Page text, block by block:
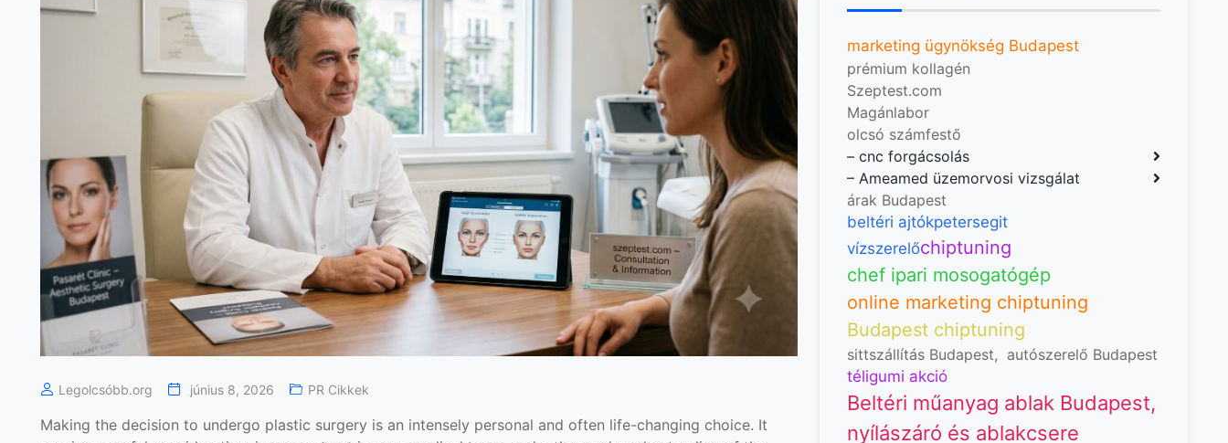
Legolcsóbb.org június 8, 2026 PR Cikkek
Making the decision to undergo plastic surgery is an intensely personal and often life-changing choice. It
marketing ügynökség Budapest
prémium kollagén
Szeptest.com
Magánlabor
olcsó számfestő
–cnc forgácsolás
–Ameamed üzemorvosi vizsgálat
árak Budapest
beltéri ajtókpetersegit
vízszerelőchiptuning
chef ipari mosogatógép
online marketing chiptuning
Budapest chiptuning
sittszállítás Budapest, autószerelő Budapest
téligumi akció
Beltéri műanyag ablak Budapest,
nyílászáró és ablakcsere